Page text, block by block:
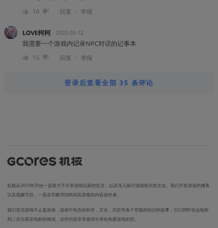
16 回复 ・ 举报
LOVE柯柯・ 2022-03-12
我需要一个游戏内记录NPC对话的记事本
15 回复 ・ 举报
登录后查看全部 35 条评论
机核从2010年开始一直致力于分享游戏玩家的生活，以及深入探讨游戏相关的文化。我们开发原创的播客
以及视频节目，一直在不断寻找民间高质量的内容创作者。
我们坚信游戏不止是游戏，游戏中包含的科学，文化，历史等各个层面的知识和故事，它们同时也会辐射
到二次元甚至电影的领域，这些内容非常值得分享给热爱游戏的您。